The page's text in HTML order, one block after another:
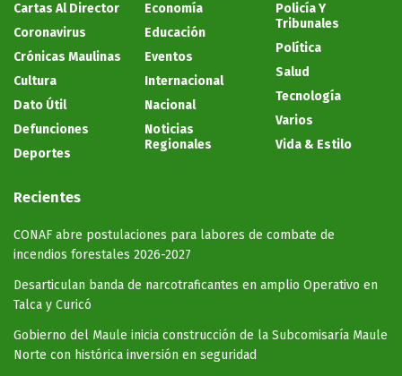
Cartas Al Director
Coronavirus
Crónicas Maulinas
Cultura
Dato Útil
Defunciones
Deportes
Economía
Educación
Eventos
Internacional
Nacional
Noticias
Regionales
Policía Y
Tribunales
Política
Salud
Tecnología
Varios
Vida & Estilo
Recientes
CONAF abre postulaciones para labores de combate de
incendios forestales 2026-2027
Desarticulan banda de narcotraficantes en amplio Operativo en
Talca y Curicó
Gobierno del Maule inicia construcción de la Subcomisaría Maule
Norte con histórica inversión en seguridad